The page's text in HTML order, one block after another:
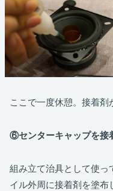
ここで一度休憩。接着剤
⑥センターキャップを接
組み立て治具として使っ
イル外周に接着剤を塗布